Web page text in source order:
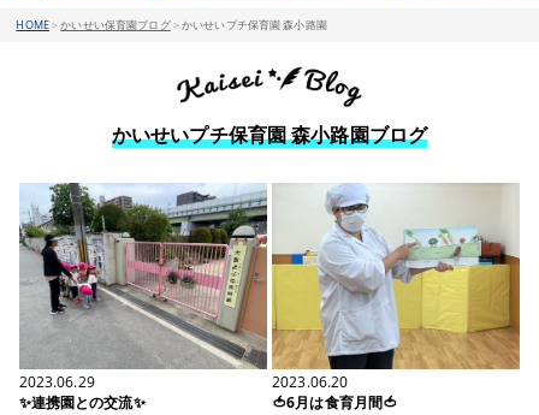
HOME>かいせい保育園ブログ>かいせいプチ保育園 森小路園
かいせいプチ保育園 森小路園ブログ
2023.06.29
✨連携園との交流✨
2023.06.20
🍅6月は食育月間🍅